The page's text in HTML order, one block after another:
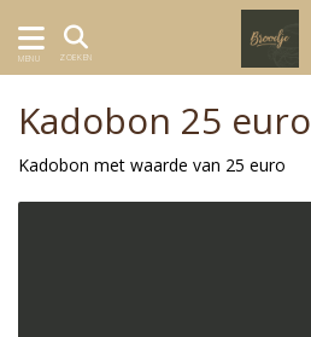
MENU ZOEKEN
Kadobon 25 euro
Kadobon met waarde van 25 euro